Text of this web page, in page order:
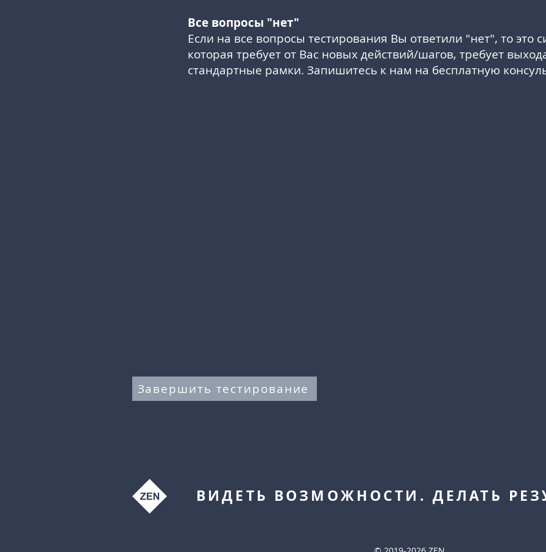
Все вопросы "нет"
Если на все вопросы тестирования Вы ответили "нет", то это
которая требует от Вас новых действий/шагов, требует
стандартные рамки. Запишитесь к нам на бесплатную
Завершить тестирование
ВИДЕТЬ ВОЗМОЖНОСТИ. ДЕЛАТЬ